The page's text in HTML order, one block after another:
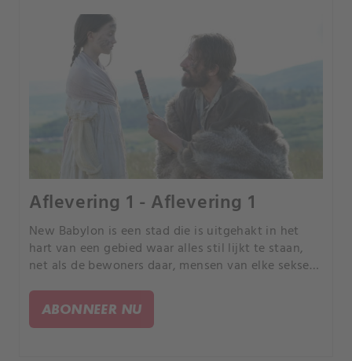
Aflevering 1 - Aflevering 1
New Babylon is een stad die is uitgehakt in het
hart van een gebied waar alles stil lijkt te staan,
net als de bewoners daar, mensen van elke sekse
geleid door de oprichter John Ellis en zijn
toekomstige vrouw Sarah, een jonge
ABONNEER NU